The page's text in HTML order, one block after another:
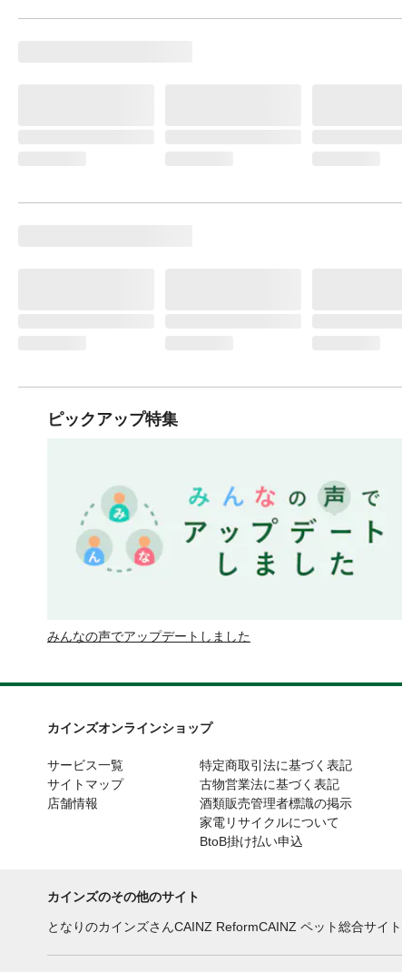
ピックアップ特集
みんなの声でアップデートしました
カインズオンラインショップ
サービス一覧
サイトマップ
店舗情報
特定商取引法に基づく表記
古物営業法に基づく表記
酒類販売管理者標識の掲示
家電リサイクルについて
BtoB掛け払い申込
カインズのその他のサイト
となりのカインズさんCAINZ ReformCAINZ ペット総合サイト